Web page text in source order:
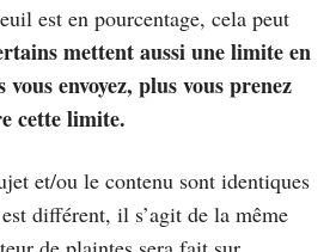
est en pourcentage, cela peut
mettent aussi une limite en
envoyez, plus vous prenez
cette limite.
et/ou le contenu sont identiques
différent, il s’agit de la même